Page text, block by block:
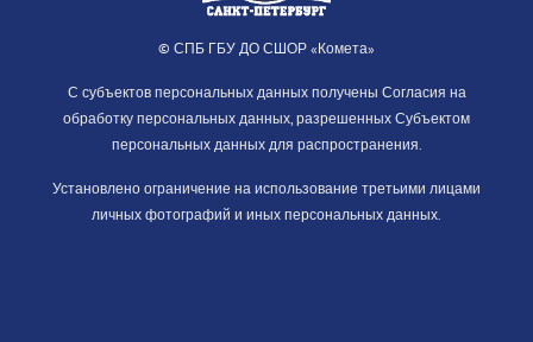
© СПБ ГБУ ДО СШОР «Комета»
С субъектов персональных данных получены Согласия на
обработку персональных данных, разрешенных Субъектом
персональных данных для распространения.
Установлено ограничение на использование третьими лицами
личных фотографий и иных персональных данных.